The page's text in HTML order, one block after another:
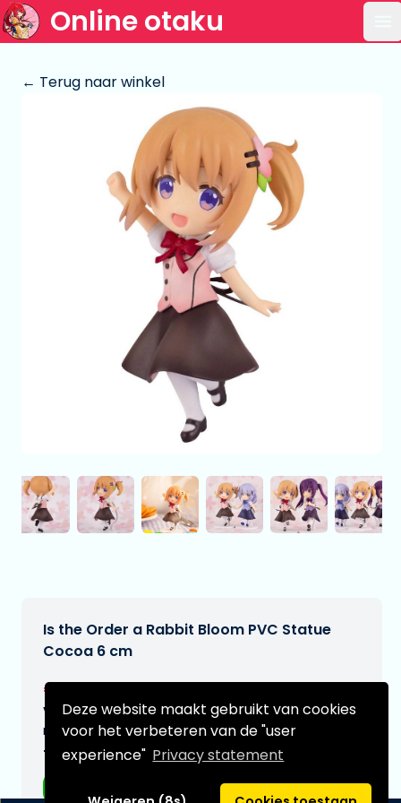
Deze website maakt gebruikt van cookies
voor het verbeteren van de "user
experience" Privacy statement
Online otaku
← Terug naar winkel
Is the Order a Rabbit Bloom PVC Statue
Cocoa 6 cm
€21,95
Verwachtte leverdatum:
n.v.t.
Type: